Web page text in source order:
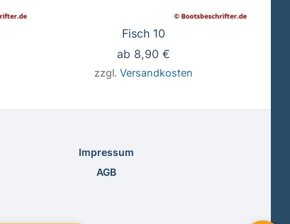
Fisch 10
ab 8,90 €
zzgl. Versandkosten
Impressum
AGB